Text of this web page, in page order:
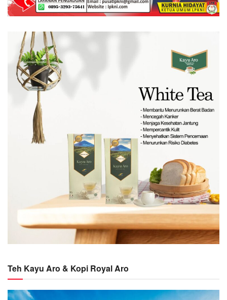
Teh Kayu Aro & Kopi Royal Aro